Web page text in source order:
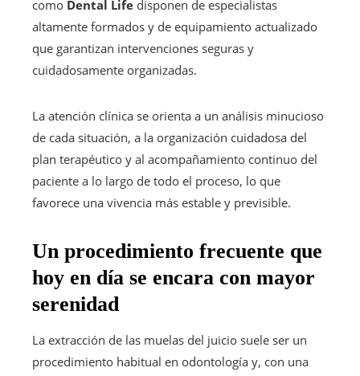
como Dental Life disponen de especialistas
altamente formados y de equipamiento actualizado
que garantizan intervenciones seguras y
cuidadosamente organizadas.
La atención clínica se orienta a un análisis minucioso
de cada situación, a la organización cuidadosa del
plan terapéutico y al acompañamiento continuo del
paciente a lo largo de todo el proceso, lo que
favorece una vivencia más estable y previsible.
Un procedimiento frecuente que
hoy en día se encara con mayor
serenidad
La extracción de las muelas del juicio suele ser un
procedimiento habitual en odontología y, con una